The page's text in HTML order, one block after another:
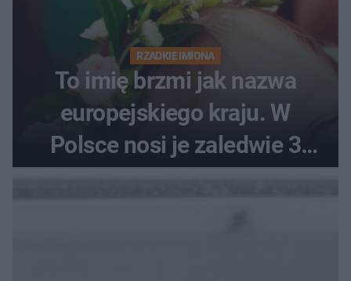
RZADKIE IMIONA
To imię brzmi jak nazwa
europejskiego kraju. W
Polsce nosi je zaledwie 3